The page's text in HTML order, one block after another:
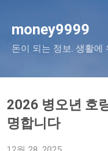
money9999
돈이 되는 정보. 생활에
2026 병오년 호
명합니다